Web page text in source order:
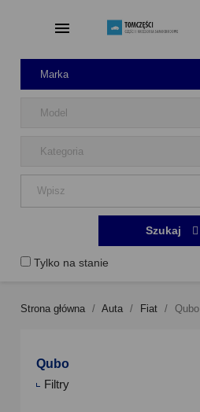
Tylko na stanie
Szukaj
Strona główna Auta Fiat Qubo
Qubo
Filtry